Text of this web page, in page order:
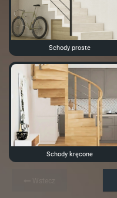
Schody proste
Schody kręcone